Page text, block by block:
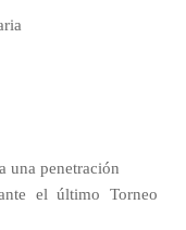
una penetración
el último Torneo